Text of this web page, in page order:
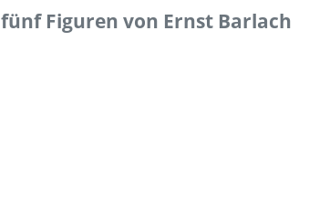
Figuren von Ernst Barlach